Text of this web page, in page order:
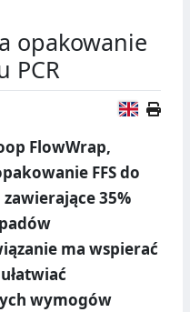
opakowanie
PCR
FlowWrap,
FFS do
35%
ma wspierać
wymogów